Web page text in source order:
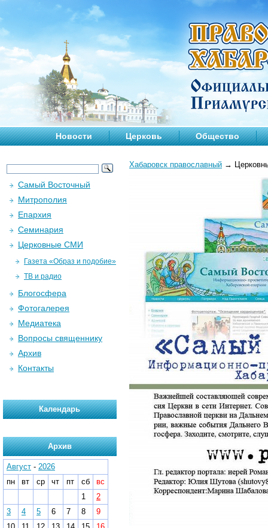
Новости Церковь Общество
Хабаровск православный →
Самый Восточный
Митрополия
Епархия
Семинария
Церковные СМИ
Газета «Образ и подобие»
ТВ и радио
Блогосфера
Фотогалерея
Медиатека
Вопросы священнику
Архив
Контакты
Календарь
Архив
Август - 2026
пн
вт ср чт пт сб
вс
1
2
3
4 5 6 7 8
9